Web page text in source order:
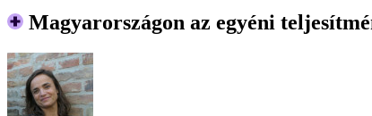
Magyarországon az egyéni